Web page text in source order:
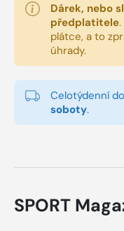
Dárek, nebo
předplatitele.
plátce, a to
úhrady.
Celotýdenní
soboty.
SPORT